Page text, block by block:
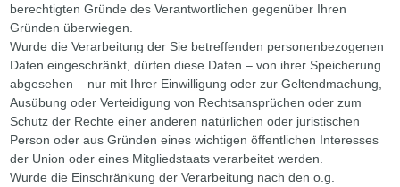
berechtigten Gründe des Verantwortlichen gegenüber Ihren
Gründen überwiegen.
Wurde die Verarbeitung der Sie betreffenden personenbezogenen
Daten eingeschränkt, dürfen diese Daten – von ihrer Speicherung
abgesehen – nur mit Ihrer Einwilligung oder zur Geltendmachung,
Ausübung oder Verteidigung von Rechtsansprüchen oder zum
Schutz der Rechte einer anderen natürlichen oder juristischen
Person oder aus Gründen eines wichtigen öffentlichen Interesses
der Union oder eines Mitgliedstaats verarbeitet werden.
Wurde die Einschränkung der Verarbeitung nach den o.g.